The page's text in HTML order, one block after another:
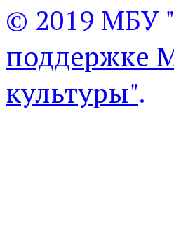
© 2019
поддержке
культуры".